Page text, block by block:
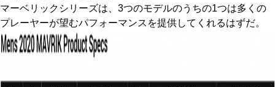
マーベリックシリーズは、3つのモデルのうちの1つは多くの
プレーヤーが望むパフォーマンスを提供してくれるはずだ。